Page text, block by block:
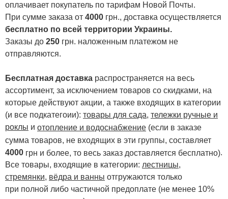
оплачивает покупатель по тарифам Новой Почты.
При сумме заказа от 4000 грн., доставка осуществляется
бесплатно по всей территории Украины.
Заказы до 250 грн. наложенным платежом не
отправляются.
Бесплатная доставка распространяется на весь
ассортимент, за исключением товаров со скидками, на
которые действуют акции, а также входящих в категории
(и все подкатегоии): товары для сада, тележки ручные и
роклы и отопление и водоснабжение (если в заказе
сумма товаров, не входящих в эти группы, составляет
4000 грн и более, то весь заказ доставляется бесплатно).
Все товары, входящие в категории: лестницы,
стремянки, вёдра и ванны отгружаются только
при полной либо частичной предоплате (не менее 10%